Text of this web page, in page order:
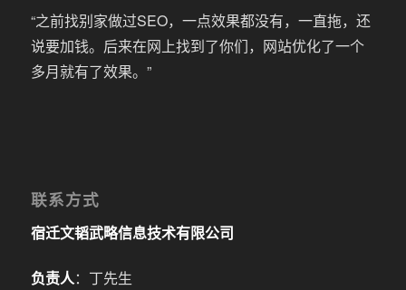
“之前找别家做过SEO，一点效果都没有，一直拖，还
说要加钱。后来在网上找到了你们，网站优化了一个
多月就有了效果。”
联系方式
宿迁文韬武略信息技术有限公司
负责人：丁先生